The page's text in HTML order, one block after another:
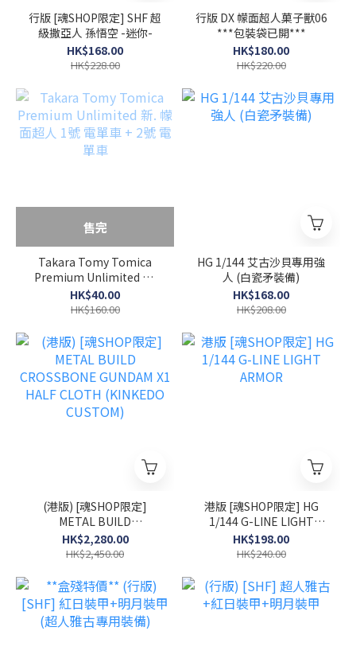
行版 [魂SHOP限定] SHF 超
級撒亞人 孫悟空 -迷你-
HK$168.00
HK$228.00
行版 DX 幪面超人菓子獸06
***包裝袋已開***
HK$180.00
HK$220.00
售完
Takara Tomy Tomica
Premium Unlimited 新.
幪面超人 1號 電單車 + 2號
電單車
HK$40.00
HK$160.00
HG 1/144 艾古沙貝專用強
人 (白瓷矛裝備)
HK$168.00
HK$208.00
(港版) [魂SHOP限定]
METAL BUILD
CROSSBONE GUNDAM X1
HALF CLOTH (KINKEDO
HK$2,280.00
HK$2,450.00
港版 [魂SHOP限定] HG
1/144 G-LINE LIGHT
ARMOR
HK$198.00
HK$240.00